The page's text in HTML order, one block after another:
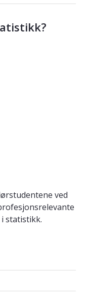
ved
statistikk.